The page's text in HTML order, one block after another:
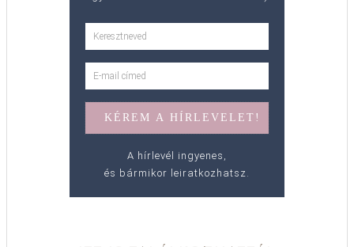
A hírlevél ingyenes,
és bármikor leiratkozhatsz.